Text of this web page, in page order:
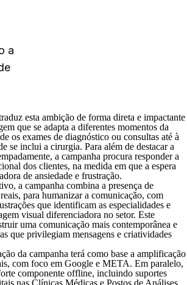
a
esta ambição de forma direta e impactante
que se adapta a diferentes momentos da
os exames de diagnóstico ou consultas até à
se inclui a cirurgia. Para além de destacar a
a campanha procura responder a
dos clientes, na medida em que a espera
de ansiedade e frustração.
a campanha combina a presença de
para humanizar a comunicação, com
que identificam as especialidades e
visual diferenciadora no setor. Este
uma comunicação mais contemporânea e
que privilegiam mensagens e criatividades
da campanha terá como base a amplificação
com foco em Google e META. Em paralelo,
componente offline, incluindo suportes
nas Clínicas Médicas e Postos de Análises